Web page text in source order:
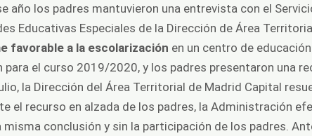
año los padres mantuvieron una entrevista con el
Educativas Especiales de la Dirección de Área
favorable a la escolarización en un centro de
para el curso 2019/2020, y los padres presentaron una
la Dirección del Área Territorial de Madrid Capital
el recurso en alzada de los padres, la Administración
misma conclusión y sin la participación de los padres.